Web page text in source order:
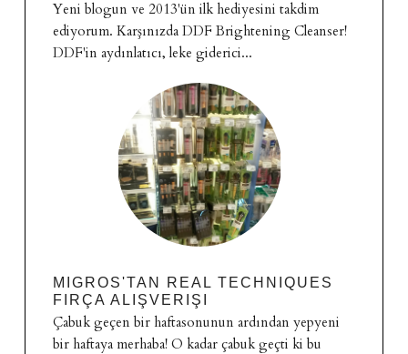
Yeni blogun ve 2013'ün ilk hediyesini takdim
ediyorum. Karşınızda DDF Brightening Cleanser!
DDF'in aydınlatıcı, leke giderici...
MIGROS'TAN REAL TECHNIQUES
FIRÇA ALIŞVERIŞI
Çabuk geçen bir haftasonunun ardından yepyeni
bir haftaya merhaba! O kadar çabuk geçti ki bu